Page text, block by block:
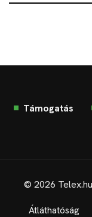
Támogatás
© 2026
Átláthatóság